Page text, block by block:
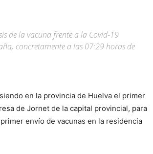
de la vacuna frente a la Covid-19
concretamente a las 07:29 horas de
en la provincia de Huelva el primer
de Jornet de la capital provincial, para
envío de vacunas en la residencia